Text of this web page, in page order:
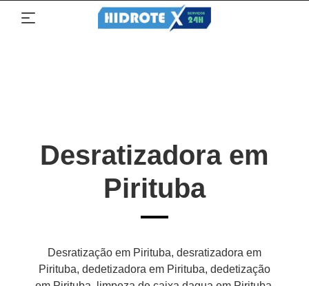
Desratizadora em
Pirituba
Desratização em Pirituba, desratizadora em
Pirituba, dedetizadora em Pirituba, dedetização